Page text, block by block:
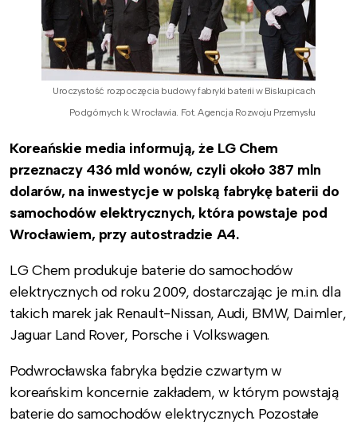
Uroczystość rozpoczęcia budowy fabryki baterii w Biskupicach
Podgórnych k. Wrocławia. Fot. Agencja Rozwoju Przemysłu
Koreańskie media informują, że LG Chem
przeznaczy 436 mld wonów, czyli około 387 mln
dolarów, na inwestycje w polską fabrykę baterii do
samochodów elektrycznych, która powstaje pod
Wrocławiem, przy autostradzie A4.
LG Chem produkuje baterie do samochodów
elektrycznych od roku 2009, dostarczając je m.in. dla
takich marek jak Renault-Nissan, Audi, BMW, Daimler,
Jaguar Land Rover, Porsche i Volkswagen.
Podwrocławska fabryka będzie czwartym w
koreańskim koncernie zakładem, w którym powstają
baterie do samochodów elektrycznych. Pozostałe